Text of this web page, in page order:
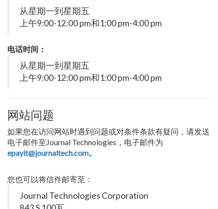
从星期一到星期五
上午9:00-12:00 pm和1:00 pm-4:00 pm
电话时间：
从星期一到星期五
上午9:00-12:00 pm和1:00 pm-4:00 pm
网站问题
如果您在访问网站时遇到问题或对条件条款有疑问，请发送
电子邮件至Journal Technologies，电子邮件为
epayit@journaltech.com。
您也可以将信件邮寄至：
Journal Technologies Corporation